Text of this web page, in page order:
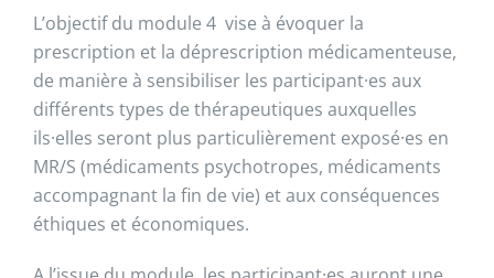
L’objectif du module 4 vise à évoquer la
prescription et la déprescription médicamenteuse,
de manière à sensibiliser les participant·es aux
différents types de thérapeutiques auxquelles
ils·elles seront plus particulièrement exposé·es en
MR/S (médicaments psychotropes, médicaments
accompagnant la fin de vie) et aux conséquences
éthiques et économiques.